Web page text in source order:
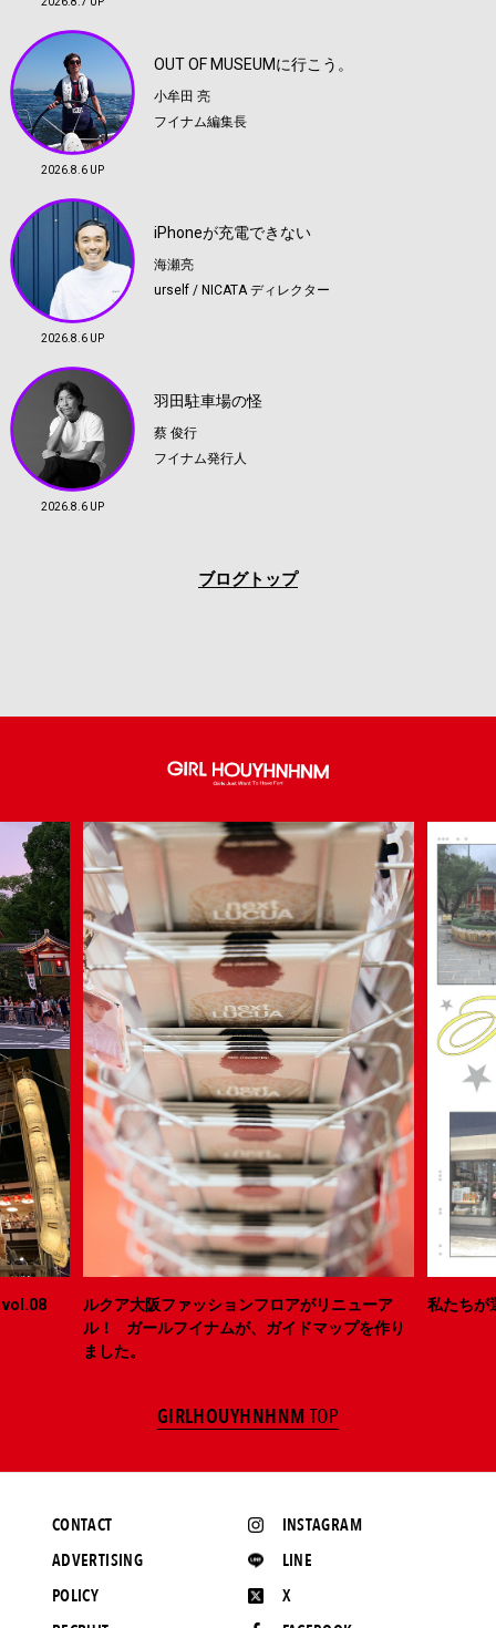
2026.8.6 UP
OUT OF MUSEUMに行こう。
小牟田 亮
フイナム編集長
2026.8.6 UP
iPhoneが充電できない
海瀬亮
urself / NICATA ディレクター
2026.8.6 UP
羽田駐車場の怪
蔡 俊行
フイナム発行人
ブログトップ
vol.08
ルクア大阪ファッションフロアがリニューア
ル！ ガールフイナムが、ガイドマップを作り
ました。
私たちが
GIRLHOUYHNHNM TOP
INSTAGRAM
LINE
X
CONTACT
ADVERTISING
POLICY